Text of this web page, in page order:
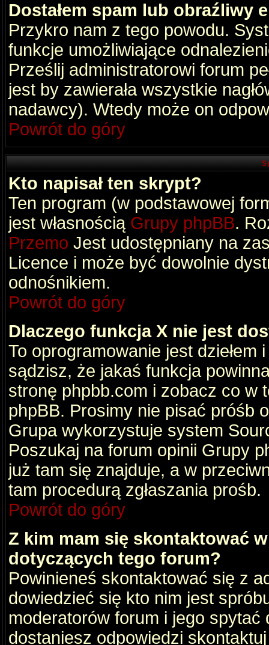
Dostałem spam lub obraźliwy
Przykro nam z tego powodu.
funkcje umożliwiające
Prześlij administratorowi forum
jest by zawierała wszystkie
nadawcy). Wtedy może on
Powrót do góry
Kto napisał ten skrypt?
Ten program (w podstawowej
jest własnością Grupy phpBB.
Przemo Jest udostępniany na
Licence i może być dowolnie
odnośnikiem.
Powrót do góry
Dlaczego funkcja X nie jest
To oprogramowanie jest dziełem
sądzisz, że jakaś funkcja
stronę phpbb.com i zobacz co w
phpBB. Prosimy nie pisać próśb
Grupa wykorzystuje system
Poszukaj na forum opinii Grupy
już tam się znajduje, a w
tam procedurą zgłaszania prośb.
Powrót do góry
Z kim mam się skontaktować
dotyczących tego forum?
Powinieneś skontaktować się z
dowiedzieć się kto nim jest
moderatorów forum i jego
dostaniesz odpowiedzi